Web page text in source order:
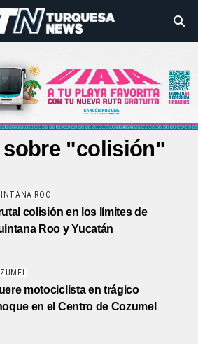
sobre "colisión"
ROO
colisión en los límites de
Roo y Yucatán
motociclista en trágico
en el Centro de Cozumel